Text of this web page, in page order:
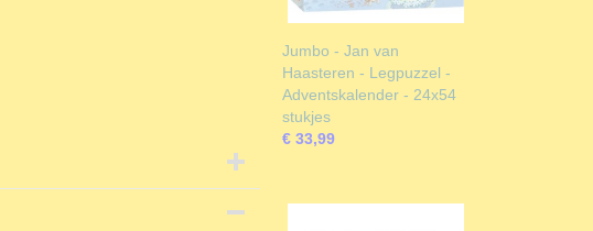
Jumbo - Jan van
Haasteren - Legpuzzel -
Adventskalender - 24x54
stukjes
€ 33,99